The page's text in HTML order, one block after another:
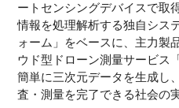
ートセンシングデバイスで取
情報を処理解析する独自シス
ォーム」をベースに、主力製
ウド型ドローン測量サービス
簡単に三次元データを生成し
査・測量を完了できる社会の